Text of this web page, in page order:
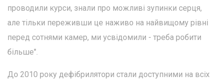
проводили курси, знали про можливі зупинки серця,
але тільки переживши це наживо на найвищому рівні
перед сотнями камер, ми усвідомили - треба робити
більше".
До 2010 року дефібрилятори стали доступними на всіх